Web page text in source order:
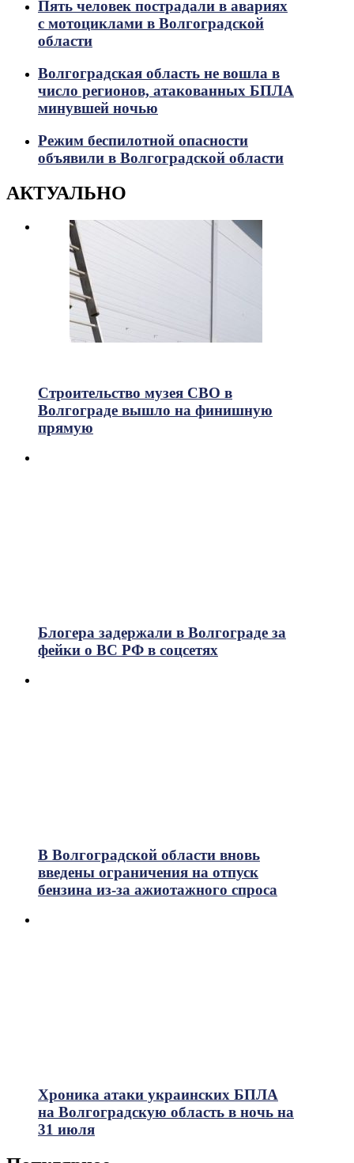
Пять человек пострадали в авариях
с мотоциклами в Волгоградской
области
Волгоградская область не вошла в
число регионов, атакованных БПЛА
минувшей ночью
Режим беспилотной опасности
объявили в Волгоградской области
АКТУАЛЬНО
Строительство музея СВО в
Волгограде вышло на финишную
прямую
Блогера задержали в Волгограде за
фейки о ВС РФ в соцсетях
В Волгоградской области вновь
введены ограничения на отпуск
бензина из-за ажиотажного спроса
Хроника атаки украинских БПЛА
на Волгоградскую область в ночь на
31 июля